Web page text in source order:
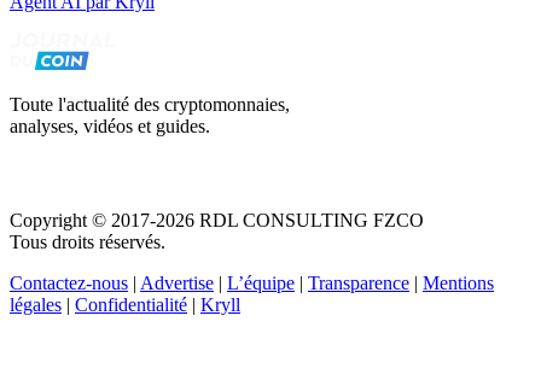
Toute l'actualité des cryptomonnaies,
analyses, vidéos et guides.
Copyright © 2017-2026 RDL CONSULTING FZCO
Tous droits réservés.
Contactez-nous | Advertise | L’équipe | Transparence | Mentions
légales | Confidentialité | Kryll